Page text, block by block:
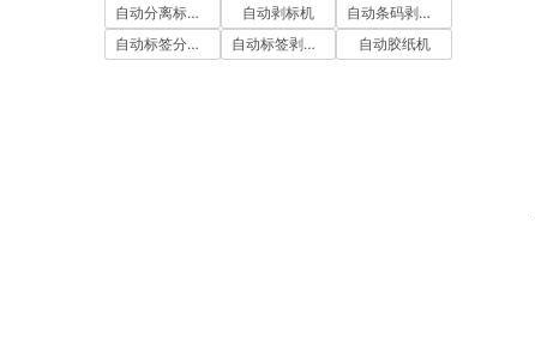
自动分离标签机
自动剥标机
自动条码剥离机
自动标签分离机
自动标签剥离机 自动胶纸机